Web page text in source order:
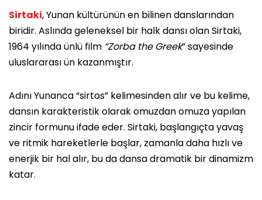
Sirtaki, Yunan kültürünün en bilinen danslarından
biridir. Aslında geleneksel bir halk dansı olan Sirtaki,
1964 yılında ünlü film “Zorba the Greek” sayesinde
uluslararası ün kazanmıştır.
Adını Yunanca “sirtos” kelimesinden alır ve bu kelime,
dansın karakteristik olarak omuzdan omuza yapılan
zincir formunu ifade eder. Sirtaki, başlangıçta yavaş
ve ritmik hareketlerle başlar, zamanla daha hızlı ve
enerjik bir hal alır, bu da dansa dramatik bir dinamizm
katar.